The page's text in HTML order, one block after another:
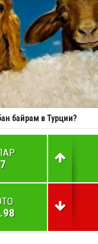
байрам в Турции?